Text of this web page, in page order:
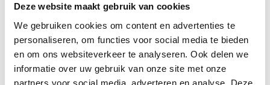
Deze website maakt gebruik van cookies
We gebruiken cookies om content en advertenties te
personaliseren, om functies voor social media te bieden
en om ons websiteverkeer te analyseren. Ook delen we
informatie over uw gebruik van onze site met onze
partners voor social media, adverteren en analyse. Deze